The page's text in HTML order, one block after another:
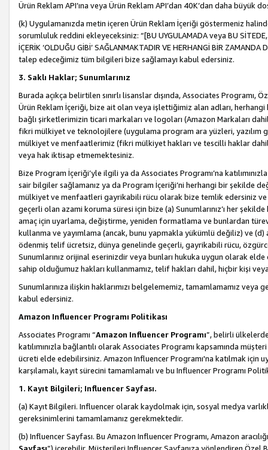
Ürün Reklam API’ına veya Ürün Reklam API’dan 40K’dan daha büyük
(k) Uygulamanızda metin içeren Ürün Reklam İçeriği göstermeniz
sorumluluk reddini ekleyeceksiniz: “[BU UYGULAMADA veya BU SİTEDE,
İÇERİK ‘OLDUĞU GİBİ’ SAĞLANMAKTADIR VE HERHANGİ BİR
talep edeceğimiz tüm bilgileri bize sağlamayı kabul edersiniz.
3. Saklı Haklar; Sunumlarınız
Burada açıkça belirtilen sınırlı lisanslar dışında, Associates Programı,
Ürün Reklam İçeriği, bize ait olan veya işlettiğimiz alan adları,
bağlı şirketlerimizin ticari markaları ve logoları (Amazon Markaları
fikri mülkiyet ve teknolojilere (uygulama program ara yüzleri,
mülkiyet ve menfaatlerimiz (fikri mülkiyet hakları ve tescilli haklar
veya hak iktisap etmemektesiniz.
Bize Program İçeriği’yle ilgili ya da Associates Programı’na
sair bilgiler sağlamanız ya da Program İçeriği’ni herhangi bir şekilde
mülkiyet ve menfaatleri gayrikabili rücu olarak bize temlik edersiniz ve
geçerli olan azami koruma süresi için bize (a) Sunumlarınız’ı her
amaç için uyarlama, değiştirme, yeniden formatlama ve bunlardan türev
kullanma ve yayımlama (ancak, bunu yapmakla yükümlü değiliz) ve
ödenmiş telif ücretsiz, dünya genelinde geçerli, gayrikabili rücu,
Sunumlarınız orijinal eserinizdir veya bunları hukuka uygun olarak
sahip olduğumuz hakları kullanmamız, telif hakları dahil, hiçbir kişi
Sunumlarınıza ilişkin haklarımızı belgelememiz, tamamlamamız
kabul edersiniz.
Amazon Influencer Programı Politikası
Associates Programı “Amazon Influencer Programı”, belirli
katılımınızla bağlantılı olarak Associates Programı kapsamında
ücreti elde edebilirsiniz. Amazon Influencer Programı'na katılmak için
karşılamalı, kayıt sürecini tamamlamalı ve bu Influencer Programı
1. Kayıt Bilgileri; Influencer Sayfası.
(a) Kayıt Bilgileri. Influencer olarak kaydolmak için, sosyal medya
gereksinimlerini tamamlamanız gerekmektedir.
(b) Influencer Sayfası. Bu Amazon Influencer Programı, Amazon